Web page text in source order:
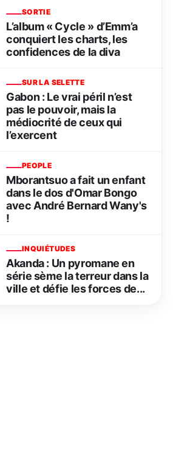
SORTIE
L’album « Cycle » d’Emm’a
conquiert les charts, les
confidences de la diva
SUR LA SELETTE
Gabon : Le vrai péril n’est
pas le pouvoir, mais la
médiocrité de ceux qui
l’exercent
PEOPLE
Mborantsuo a fait un enfant
dans le dos d'Omar Bongo
avec André Bernard Wany's
!
INQUIÉTUDES
Akanda : Un pyromane en
série sème la terreur dans la
ville et défie les forces de...